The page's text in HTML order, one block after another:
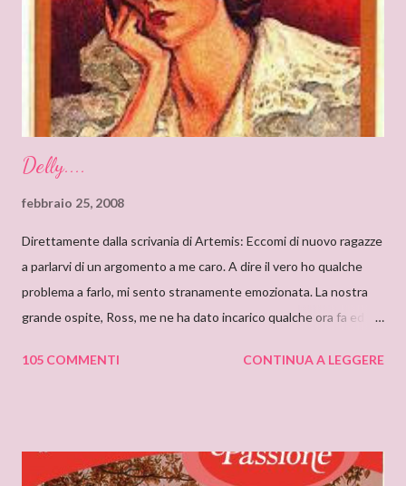
soprannaturali. Hi, Deanna, I can only start saying that I’m very
very proud to interview an author like you. I’ve just finished
reading “Silent in the Sanctuary”, and I’ve found it very
intriguing, with a ponderous plot and a sug...
Delly....
febbraio 25, 2008
Direttamente dalla scrivania di Artemis: Eccomi di nuovo ragazze
a parlarvi di un argomento a me caro. A dire il vero ho qualche
problema a farlo, mi sento stranamente emozionata. La nostra
grande ospite, Ross, me ne ha dato incarico qualche ora fa ed io,
sensazione non saprei individuarlo, è una sensazione strana e
non erano solo favole per bambini. Quando andavo a trovare mia
105 COMMENTI CONTINUA A LEGGERE